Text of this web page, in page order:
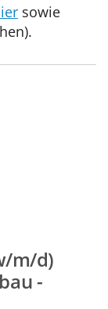
sowie
m/d)
-